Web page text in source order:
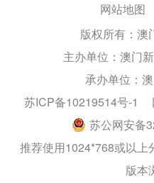
网站地图
版权所有：澳
主办单位：澳门
承办单位：
苏ICP备10219514号-1
苏公网安备
推荐使用1024*768或以上
版本